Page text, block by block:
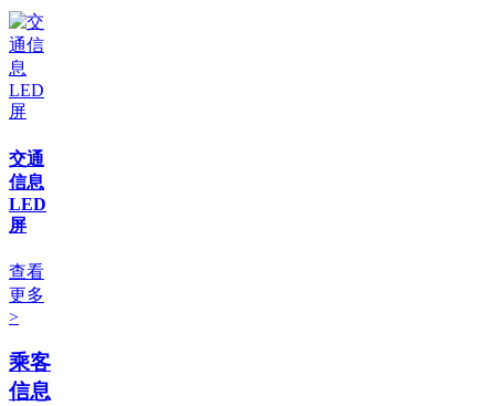
交通
信息
LED
屏
查看
更多
>
乘客
信息